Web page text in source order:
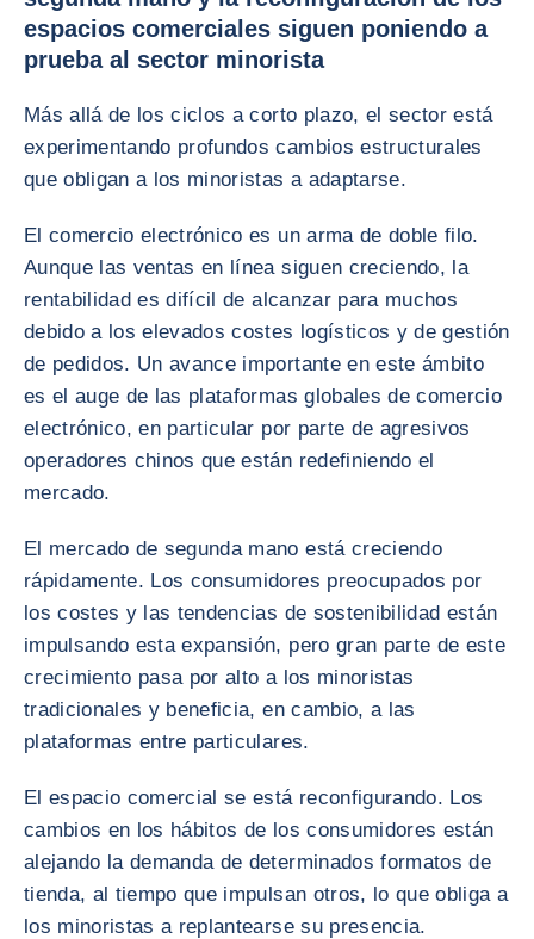
espacios comerciales siguen poniendo a
prueba al sector minorista
Más allá de los ciclos a corto plazo, el sector está
experimentando profundos cambios estructurales
que obligan a los minoristas a adaptarse.
El comercio electrónico es un arma de doble filo.
Aunque las ventas en línea siguen creciendo, la
rentabilidad es difícil de alcanzar para muchos
debido a los elevados costes logísticos y de gestión
de pedidos. Un avance importante en este ámbito
es el auge de las plataformas globales de comercio
electrónico, en particular por parte de agresivos
operadores chinos que están redefiniendo el
mercado.
El mercado de segunda mano está creciendo
rápidamente. Los consumidores preocupados por
los costes y las tendencias de sostenibilidad están
impulsando esta expansión, pero gran parte de este
crecimiento pasa por alto a los minoristas
tradicionales y beneficia, en cambio, a las
plataformas entre particulares.
El espacio comercial se está reconfigurando. Los
cambios en los hábitos de los consumidores están
alejando la demanda de determinados formatos de
tienda, al tiempo que impulsan otros, lo que obliga a
los minoristas a replantearse su presencia.